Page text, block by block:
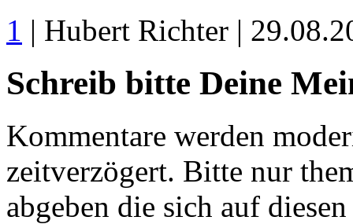
1 | Hubert Richter |
Schreib bitte Deine
Kommentare werden
zeitverzögert. Bitte nur
abgeben die sich auf